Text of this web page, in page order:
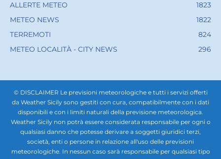
ALLERTE METEO
1823
METEO NEWS
1822
TERREMOTI
824
METEO LOCALITÀ - CITY NEWS
296
© DISCLAIMER Le previsioni meteorologiche e tutti i servizi offerti
da Weather Sicily sono gestiti con cura, compatibilmente con i dati
disponibili e con i limiti naturali della previsione meteorologica.
Weather Sicily non potrà essere considerata responsabile per ogni o
qualsiasi danno che potesse derivare a soggetti giuridici terzi,
società, enti o persone in relazione all'uso delle previsioni
meteorologiche. In nessun caso sarà responsabile per qualsiasi tipo